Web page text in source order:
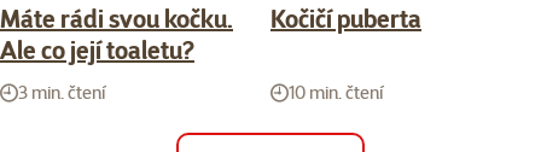
Máte rádi svou kočku.
Ale co její toaletu?
3 min. čtení
Kočičí puberta
10 min. čtení